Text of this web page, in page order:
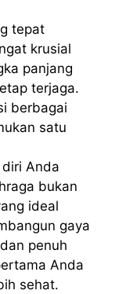
tepat
krusial
panjang
terjaga.
berbagai
satu
Anda
bukan
ideal
gaya
penuh
Anda
sehat.